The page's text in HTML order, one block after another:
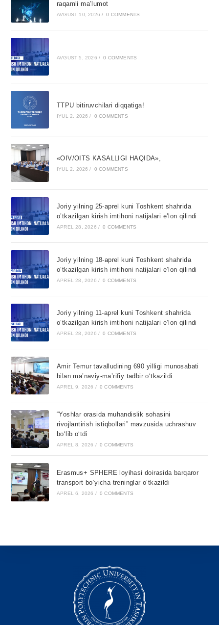
raqamli ma’lumot
AVGUST 10, 2026 / 0 COMMENTS
AVGUST 5, 2026 / 0 COMMENTS
TTPU bitiruvchilari diqqatiga!
IYUL 2, 2026 / 0 COMMENTS
«OIV/OITS KASALLIGI HAQIDA»,
IYUL 2, 2026 / 0 COMMENTS
Joriy yilning 25-aprel kuni Toshkent shahrida
o’tkazilgan kirish imtihoni natijalari e’lon qilindi
APREL 28, 2026 / 0 COMMENTS
Joriy yilning 18-aprel kuni Toshkent shahrida
o’tkazilgan kirish imtihoni natijalari e’lon qilindi
APREL 28, 2026 / 0 COMMENTS
Joriy yilning 11-aprel kuni Toshkent shahrida
o’tkazilgan kirish imtihoni natijalari e’lon qilindi
APREL 28, 2026 / 0 COMMENTS
Amir Temur tavalludining 690 yilligi munosabati
bilan ma’naviy-ma’rifiy tadbir o‘tkazildi
APREL 9, 2026 / 0 COMMENTS
“Yoshlar orasida muhandislik sohasini
rivojlantirish istiqbollari” mavzusida uchrashuv
bo‘lib o‘tdi
APREL 8, 2026 / 0 COMMENTS
Erasmus+ SPHERE loyihasi doirasida barqaror
transport bo‘yicha treninglar o‘tkazildi
APREL 6, 2026 / 0 COMMENTS